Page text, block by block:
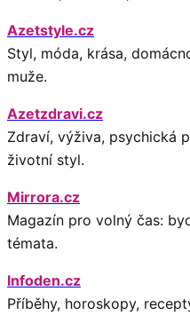
Azetstyle.cz
Styl, móda, krása,
muže.
Azetzdravi.cz
Zdraví, výživa, psychická
životní styl.
Mirrora.cz
Magazín pro volný čas:
témata.
Infoden.cz
Příběhy, horoskopy,